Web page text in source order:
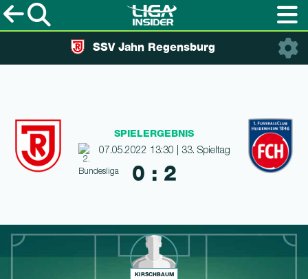
SSV Jahn Regensburg
SPIELERGEBNIS
07.05.2022 13:30 | 33. Spieltag
0 : 2
KIRSCHBAUM